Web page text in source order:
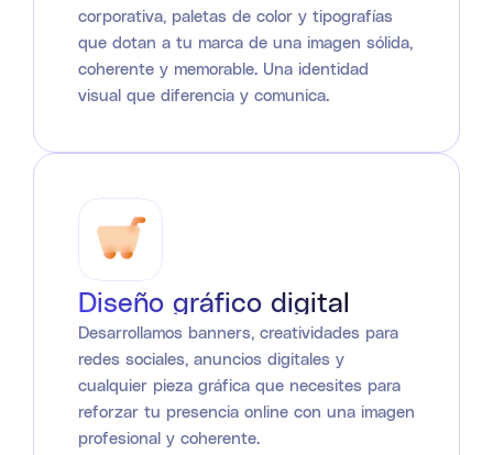
corporativa, paletas de color y tipografías
que dotan a tu marca de una imagen sólida,
coherente y memorable. Una identidad
visual que diferencia y comunica.
Diseño gráfico digital
Desarrollamos banners, creatividades para
redes sociales, anuncios digitales y
cualquier pieza gráfica que necesites para
reforzar tu presencia online con una imagen
profesional y coherente.